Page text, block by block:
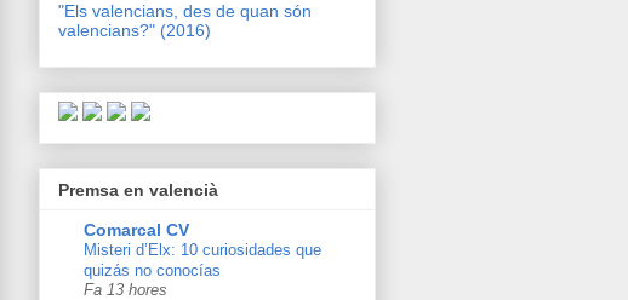
"Els valencians, des de quan són
valencians?" (2016)
Premsa en valencià
Comarcal CV
Misteri d’Elx: 10 curiosidades que
quizás no conocías
Fa 13 hores